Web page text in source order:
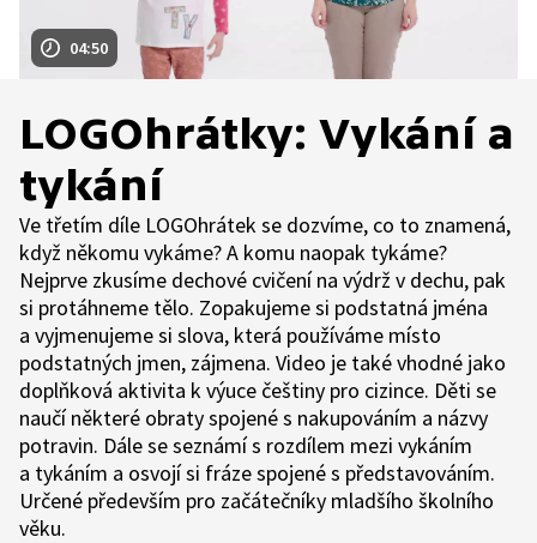
04:50
LOGOhrátky: Vykání a
tykání
Ve třetím díle LOGOhrátek se dozvíme, co to znamená,
když někomu vykáme? A komu naopak tykáme?
Nejprve zkusíme dechové cvičení na výdrž v dechu, pak
si protáhneme tělo. Zopakujeme si podstatná jména
a vyjmenujeme si slova, která používáme místo
podstatných jmen, zájmena. Video je také vhodné jako
doplňková aktivita k výuce češtiny pro cizince. Děti se
naučí některé obraty spojené s nakupováním a názvy
potravin. Dále se seznámí s rozdílem mezi vykáním
a tykáním a osvojí si fráze spojené s představováním.
Určené především pro začátečníky mladšího školního
věku.